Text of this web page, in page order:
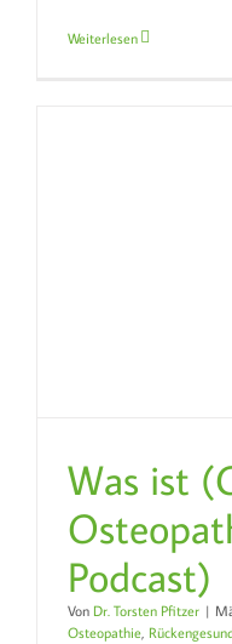
Weiterlesen
Was ist
Podcast)
Von Dr. Torsten Pfitzer |
Osteopathie,